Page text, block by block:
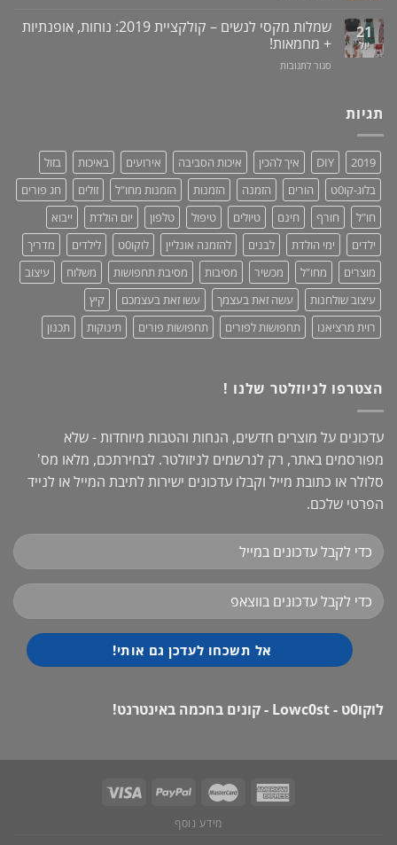
תערובת
צמחים
מוצר
גאוני
ומציל
חיים!
מעמד
לאוזניות
21
יול
שמלות מקסי לנשים – קולקציית 2019: נוחות, אופנתיות
+ מחמאות!
סגור לתגובות
2019:
נוחות,
אופנתיות
+
מחמאות!
תגיות
2019
DIY איך להכין איכות הסביבה אירועים באיכות
בזול
בלוג-קו0ט
הורים הזמנה הזמנות הזמנות מחו"ל זולים
חג פורים
חו"ל
חורף חינם טיולים טיפול טלפון יום הולדת
ייבוא
ילדים
ימי הולדת לבנים להזמנה אונליין לוקו0ט לילדים
מדריך
מוצרים
מחו"ל מכשיר מסיבות מסיבת תחפושות משלוח
עיצוב
עיצוב שולחנות
עשה זאת בעצמך עשו זאת בעצמכם
קיץ
רוית מרציאנו
תחפושות לפורים תחפושות פורים תינוקות תכנון
הצטרפו לניוזלטר שלנו !
עדכונים על מוצרים חדשים, הנחות והטבות מיוחדות - שלא
מפורסמים באתר, רק לנרשמים לניזולטר. לבחירתכם, מלאו מס'
סלולר או כתובת מייל וקבלו עדכונים ישירות לתיבת המייל או לנייד
הפרטי שלכם.
לוקו0ט - Lowc0st - קונים בחכמה באינטרנט!
מידע נוסף